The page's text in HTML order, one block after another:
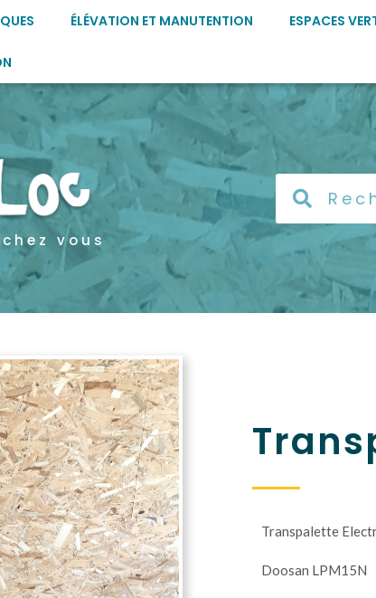
ÉLÉVATION ET MANUTENTION ESPACES
vous
Transpalette
Doosan LPM15N